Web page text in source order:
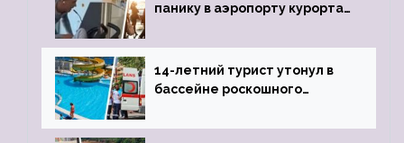
панику в аэропорту курорта,
задержке рейса
14-летний турист утонул в
бассейне роскошного